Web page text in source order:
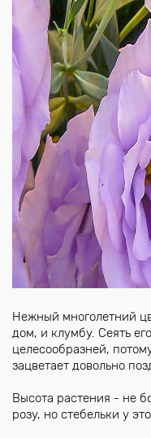
Нежный многолетний
дом, и клумбу. Сеять
целесообразней,
зацветает довольно
Высота растения - не
розу, но стебельки у